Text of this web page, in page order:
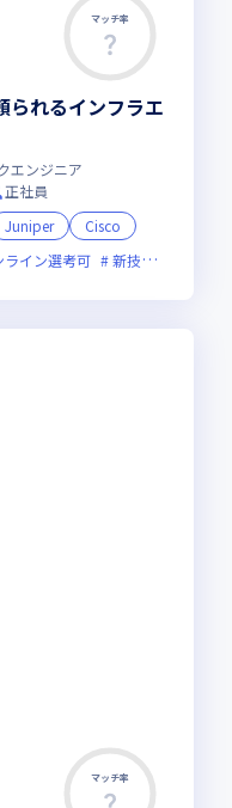
マッチ率
られるインフラエ
エンジニア
正社員
Juniper
Cisco
ライン選考可 新技術に積極的
マッチ率